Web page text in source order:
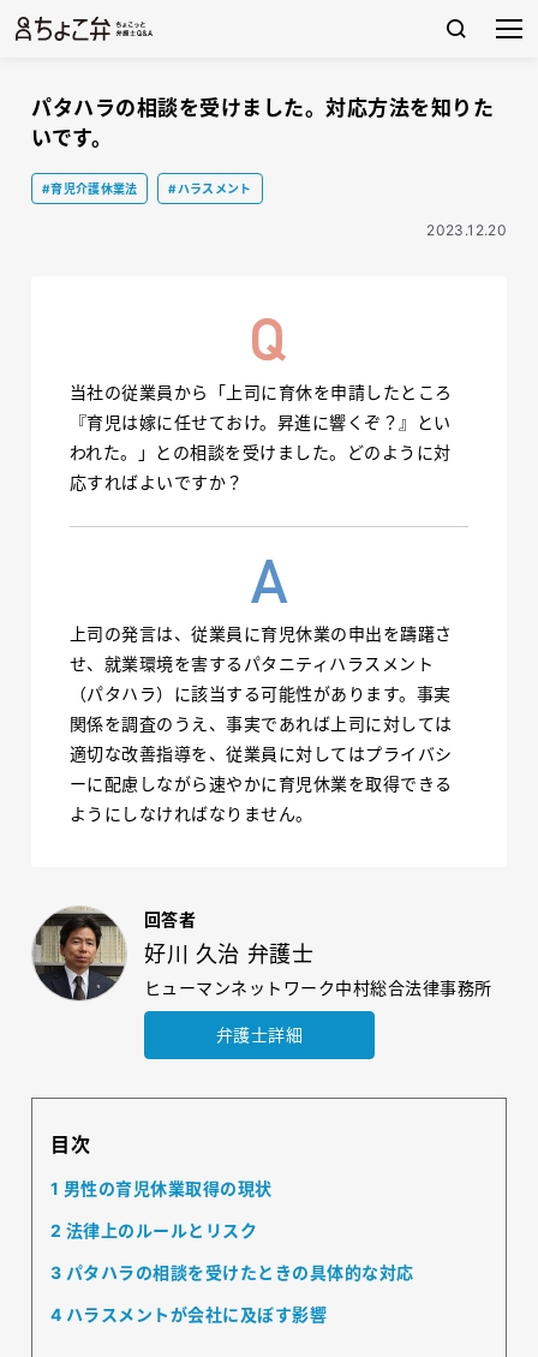
パタハラの相談を受けました。対応方法を知りた
いです。
#育児介護休業法 #ハラスメント
2023.12.20
当社の従業員から「上司に育休を申請したところ
『育児は嫁に任せておけ。昇進に響くぞ？』とい
われた。」との相談を受けました。どのように対
応すればよいですか？
上司の発言は、従業員に育児休業の申出を躊躇さ
せ、就業環境を害するパタニティハラスメント
（パタハラ）に該当する可能性があります。事実
関係を調査のうえ、事実であれば上司に対しては
適切な改善指導を、従業員に対してはプライバシ
ーに配慮しながら速やかに育児休業を取得できる
ようにしなければなりません。
回答者
好川 久治 弁護士
ヒューマンネットワーク中村総合法律事務所
弁護士詳細
目次
1 男性の育児休業取得の現状
2 法律上のルールとリスク
3 パタハラの相談を受けたときの具体的な対応
4 ハラスメントが会社に及ぼす影響